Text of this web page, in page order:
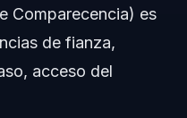
Comparecencia) es
de fianza,
acceso del